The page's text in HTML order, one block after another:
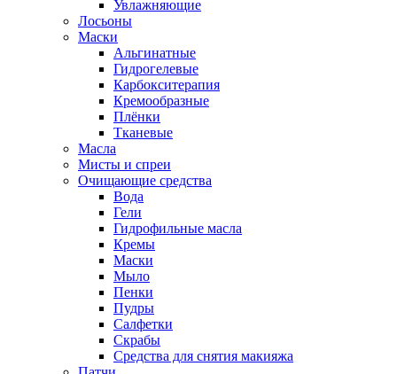
Увлажняющие
Лосьоны
Маски
Альгинатные
Гидрогелевые
Карбокситерапия
Кремообразные
Плёнки
Тканевые
Масла
Мисты и спреи
Очищающие средства
Вода
Гели
Гидрофильные масла
Кремы
Маски
Мыло
Пенки
Пудры
Салфетки
Скрабы
Средства для снятия макияжа